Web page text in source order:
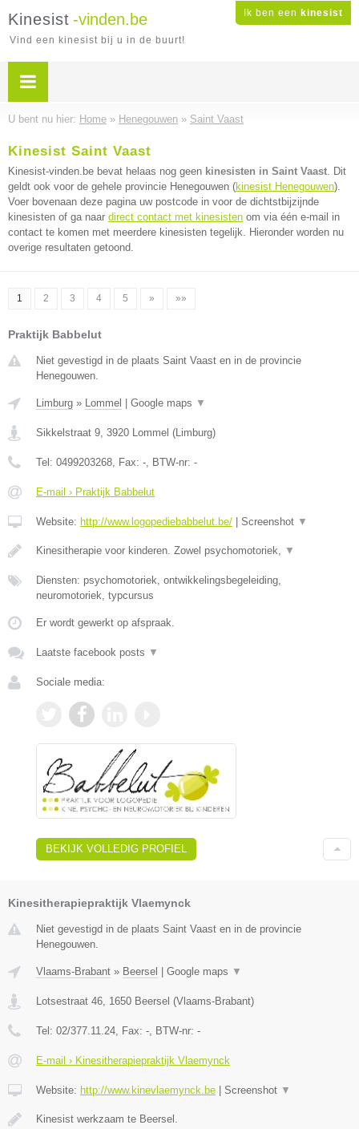
Ik ben een kinesist
Kinesist -vinden.be
Vind een kinesist bij u in de buurt!
U bent nu hier: Home » Henegouwen » Saint Vaast
Kinesist Saint Vaast
Kinesist-vinden.be bevat helaas nog geen kinesisten in Saint Vaast. Dit
geldt ook voor de gehele provincie Henegouwen (kinesist Henegouwen).
Voer bovenaan deze pagina uw postcode in voor de dichtstbijzijnde
kinesisten of ga naar direct contact met kinesisten om via één e-mail in
contact te komen met meerdere kinesisten tegelijk. Hieronder worden nu
overige resultaten getoond.
1 2 3 4 5 » »»
Praktijk Babbelut
Niet gevestigd in de plaats Saint Vaast en in de provincie
Henegouwen.
Limburg » Lommel Google maps ▼
Sikkelstraat 9, 3920 Lommel (Limburg)
Tel: 0499203268, Fax: -, BTW-nr: -
E-mail › Praktijk Babbelut
Website: http://www.logopediebabbelut.be/ Screenshot ▼
Kinesitherapie voor kinderen. Zowel psychomotoriek, ▼
Diensten: psychomotoriek, ontwikkelingsbegeleiding,
neuromotoriek, typcursus
Er wordt gewerkt op afspraak.
Laatste facebook posts ▼
Sociale media:
BEKIJK VOLLEDIG PROFIEL
Kinesitherapiepraktijk Vlaemynck
Niet gevestigd in de plaats Saint Vaast en in de provincie
Henegouwen.
Vlaams-Brabant » Beersel Google maps ▼
Lotsestraat 46, 1650 Beersel (Vlaams-Brabant)
Tel: 02/377.11.24, Fax: -, BTW-nr: -
E-mail › Kinesitherapiepraktijk Vlaemynck
Website: http://www.kinevlaemynck.be Screenshot ▼
Kinesist werkzaam te Beersel.